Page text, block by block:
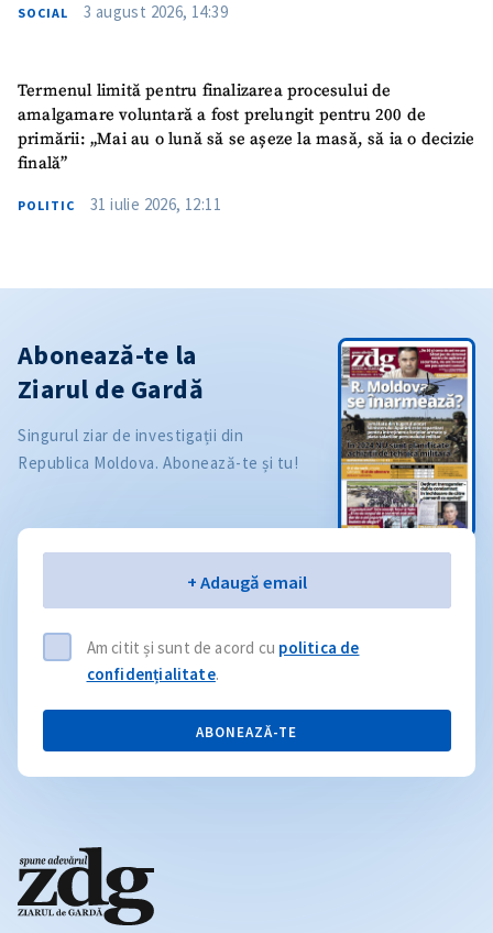
SOCIAL 3 august 2026, 14:39
Termenul limită pentru finalizarea procesului de
amalgamare voluntară a fost prelungit pentru 200 de
primării: „Mai au o lună să se așeze la masă, să ia o decizie
finală”
POLITIC 31 iulie 2026, 12:11
Abonează-te la
Ziarul de Gardă
Singurul ziar de investigații din
Republica Moldova. Abonează-te și tu!
+ Adaugă email
Am citit și sunt de acord cu politica de
confidențialitate.
ABONEAZĂ-TE